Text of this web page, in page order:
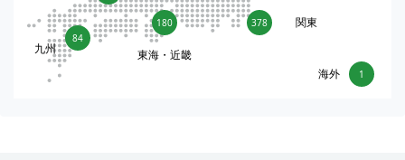
378 関東
180
東海・近畿
84
九州
1
海外